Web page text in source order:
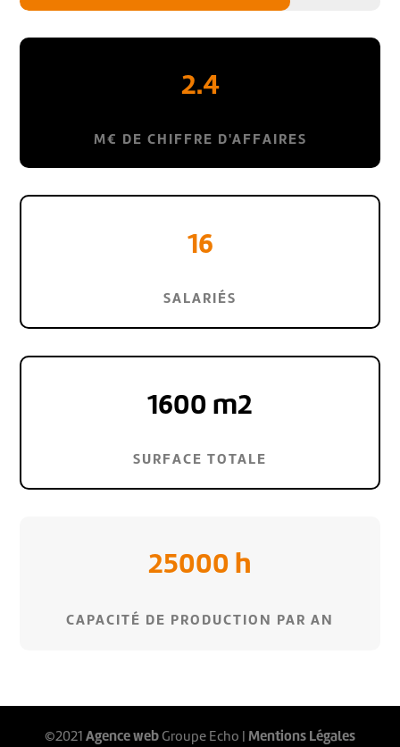
2.4
M€ DE CHIFFRE D'AFFAIRES
16
SALARIÉS
1600 m2
SURFACE TOTALE
25000 h
CAPACITÉ DE PRODUCTION PAR AN
©2021 Agence webGroupe Echo | Mentions Légales